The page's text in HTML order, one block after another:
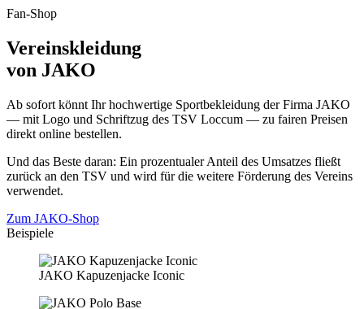
Fan-Shop
Vereinskleidung
von JAKO
Ab sofort könnt Ihr hochwertige Sportbekleidung der Firma JAKO
— mit Logo und Schriftzug des TSV Loccum — zu fairen Preisen
direkt online bestellen.
Und das Beste daran: Ein prozentualer Anteil des Umsatzes fließt
zurück an den TSV und wird für die weitere Förderung des Vereins
verwendet.
Zum JAKO-Shop
Beispiele
JAKO Kapuzenjacke Iconic